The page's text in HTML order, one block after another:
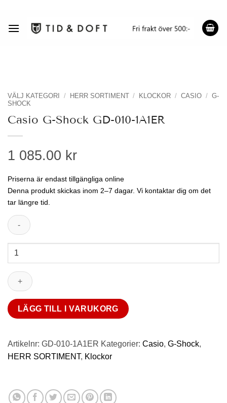
content
VÄLJ KATEGORI / HERR SORTIMENT / KLOCKOR / CASIO / G-
SHOCK
Casio G-Shock GD-010-1A1ER
1 085.00 kr
Priserna är endast tillgängliga online
Denna produkt skickas inom 2–7 dagar. Vi kontaktar dig om det
tar längre tid.
Casio
Shock
GD-
1A1ER
mängd
LÄGG TILL I VARUKORG
Artikelnr: GD-010-1A1ER Kategorier: Casio, G-Shock,
HERR SORTIMENT, Klockor